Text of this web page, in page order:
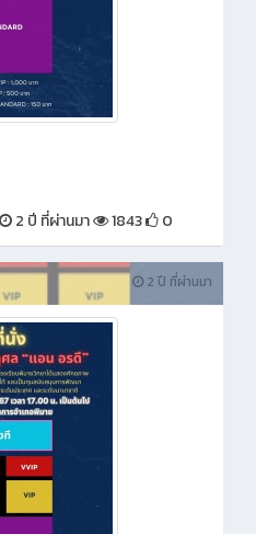
2 ปี ที่ผ่านมา 1843 0
2 ปี ที่ผ่านมา